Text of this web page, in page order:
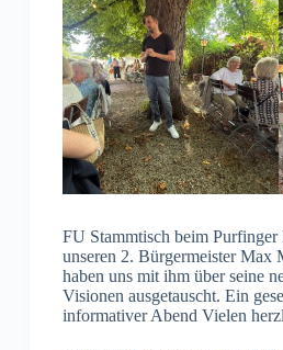
FU Stammtisch beim Purfinger
unseren 2. Bürgermeister Max
haben uns mit ihm über seine
Visionen ausgetauscht. Ein
informativer Abend Vielen